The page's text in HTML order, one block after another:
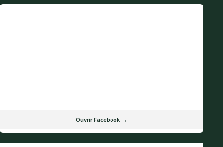
Ouvrir Facebook →